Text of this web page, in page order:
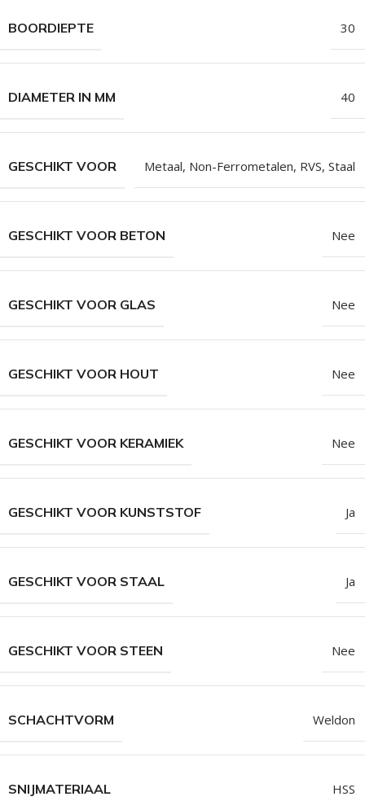
BOORDIEPTE 30
DIAMETER IN MM 40
GESCHIKT VOOR Metaal, Non-Ferrometalen, RVS, Staal
GESCHIKT VOOR BETON Nee
GESCHIKT VOOR GLAS Nee
GESCHIKT VOOR HOUT Nee
GESCHIKT VOOR KERAMIEK Nee
GESCHIKT VOOR KUNSTSTOF Ja
GESCHIKT VOOR STAAL Ja
GESCHIKT VOOR STEEN Nee
SCHACHTVORM Weldon
SNIJMATERIAAL HSS